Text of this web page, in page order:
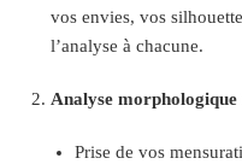
vos envies, vos
l’analyse à chacune.
Analyse
Prise de vos